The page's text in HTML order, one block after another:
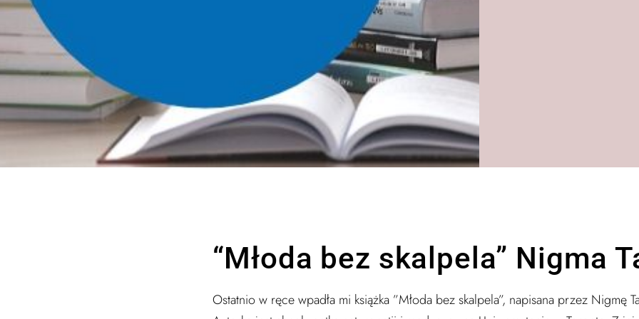
“Młoda bez skalpela” Nigma
Ostatnio w ręce wpadła mi książka ”Młoda bez skalpela”, napisana przez